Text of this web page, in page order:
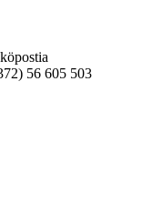
56 605 503